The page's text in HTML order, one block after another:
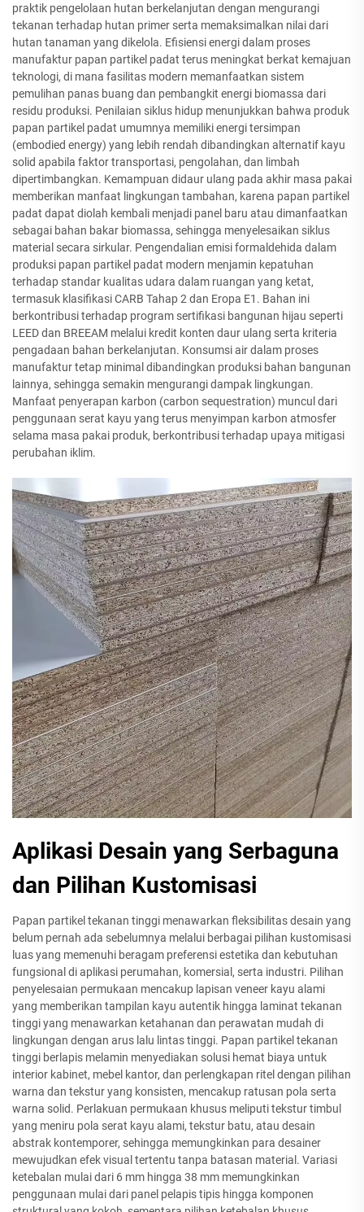
praktik pengelolaan hutan berkelanjutan dengan mengurangi
tekanan terhadap hutan primer serta memaksimalkan nilai dari
hutan tanaman yang dikelola. Efisiensi energi dalam proses
manufaktur papan partikel padat terus meningkat berkat kemajuan
teknologi, di mana fasilitas modern memanfaatkan sistem
pemulihan panas buang dan pembangkit energi biomassa dari
residu produksi. Penilaian siklus hidup menunjukkan bahwa produk
papan partikel padat umumnya memiliki energi tersimpan
(embodied energy) yang lebih rendah dibandingkan alternatif kayu
solid apabila faktor transportasi, pengolahan, dan limbah
dipertimbangkan. Kemampuan didaur ulang pada akhir masa pakai
memberikan manfaat lingkungan tambahan, karena papan partikel
padat dapat diolah kembali menjadi panel baru atau dimanfaatkan
sebagai bahan bakar biomassa, sehingga menyelesaikan siklus
material secara sirkular. Pengendalian emisi formaldehida dalam
produksi papan partikel padat modern menjamin kepatuhan
terhadap standar kualitas udara dalam ruangan yang ketat,
termasuk klasifikasi CARB Tahap 2 dan Eropa E1. Bahan ini
berkontribusi terhadap program sertifikasi bangunan hijau seperti
LEED dan BREEAM melalui kredit konten daur ulang serta kriteria
pengadaan bahan berkelanjutan. Konsumsi air dalam proses
manufaktur tetap minimal dibandingkan produksi bahan bangunan
lainnya, sehingga semakin mengurangi dampak lingkungan.
Manfaat penyerapan karbon (carbon sequestration) muncul dari
penggunaan serat kayu yang terus menyimpan karbon atmosfer
selama masa pakai produk, berkontribusi terhadap upaya mitigasi
perubahan iklim.
Aplikasi Desain yang Serbaguna
dan Pilihan Kustomisasi
Papan partikel tekanan tinggi menawarkan fleksibilitas desain yang
belum pernah ada sebelumnya melalui berbagai pilihan kustomisasi
luas yang memenuhi beragam preferensi estetika dan kebutuhan
fungsional di aplikasi perumahan, komersial, serta industri. Pilihan
penyelesaian permukaan mencakup lapisan veneer kayu alami
yang memberikan tampilan kayu autentik hingga laminat tekanan
tinggi yang menawarkan ketahanan dan perawatan mudah di
lingkungan dengan arus lalu lintas tinggi. Papan partikel tekanan
tinggi berlapis melamin menyediakan solusi hemat biaya untuk
interior kabinet, mebel kantor, dan perlengkapan ritel dengan pilihan
warna dan tekstur yang konsisten, mencakup ratusan pola serta
warna solid. Perlakuan permukaan khusus meliputi tekstur timbul
yang meniru pola serat kayu alami, tekstur batu, atau desain
abstrak kontemporer, sehingga memungkinkan para desainer
mewujudkan efek visual tertentu tanpa batasan material. Variasi
ketebalan mulai dari 6 mm hingga 38 mm memungkinkan
penggunaan mulai dari panel pelapis tipis hingga komponen